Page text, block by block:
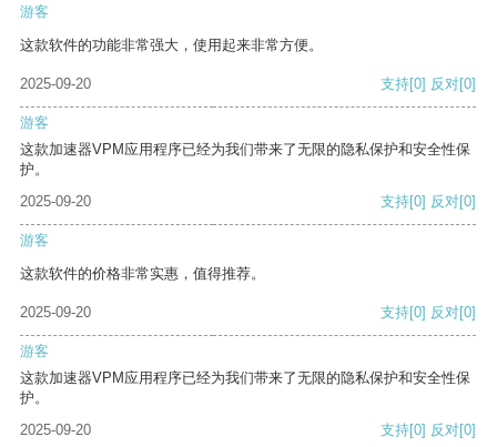
游客
这款软件的功能非常强大，使用起来非常方便。
2025-09-20 支持[0] 反对[0]
游客
这款加速器VPM应用程序已经为我们带来了无限的隐私保护和安全性保
护。
2025-09-20
支持[0] 反对[0]
游客
这款软件的价格非常实惠，值得推荐。
2025-09-20 支持[0] 反对[0]
游客
这款加速器VPM应用程序已经为我们带来了无限的隐私保护和安全性保
护。
2025-09-20
支持[0] 反对[0]